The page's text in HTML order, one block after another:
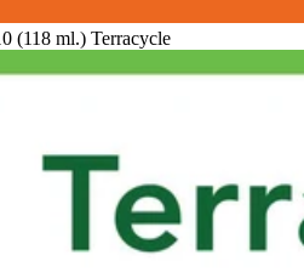
(118 ml.) Terracycle